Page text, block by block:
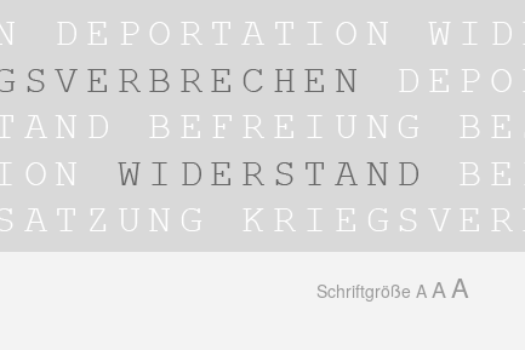
Schriftgröße A A A